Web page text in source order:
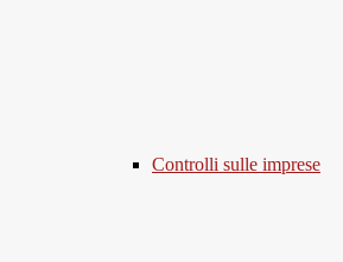
Controlli sulle imprese